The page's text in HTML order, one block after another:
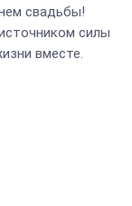
свадьбы!
силы
вместе.